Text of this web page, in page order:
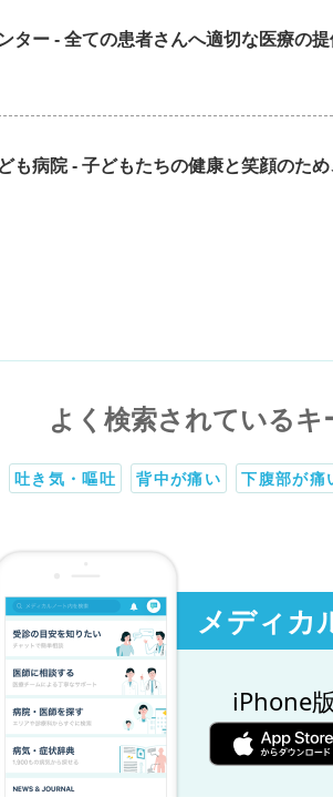
ター - 全ての患者さんへ適切な医療の
も病院 - 子どもたちの健康と笑顔のた
よく検索されているキ
吐き気・嘔吐 背中が痛い 下腹部が痛
メディカ
iPhone